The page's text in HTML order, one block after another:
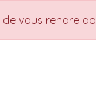
vous rendre